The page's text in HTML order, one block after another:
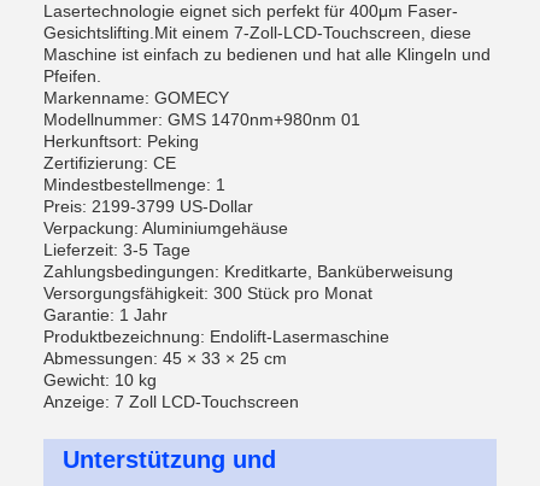
Lasertechnologie eignet sich perfekt für 400μm Faser-
Gesichtslifting.Mit einem 7-Zoll-LCD-Touchscreen, diese
Maschine ist einfach zu bedienen und hat alle Klingeln und
Pfeifen.
Markenname: GOMECY
Modellnummer: GMS 1470nm+980nm 01
Herkunftsort: Peking
Zertifizierung: CE
Mindestbestellmenge: 1
Preis: 2199-3799 US-Dollar
Verpackung: Aluminiumgehäuse
Lieferzeit: 3-5 Tage
Zahlungsbedingungen: Kreditkarte, Banküberweisung
Versorgungsfähigkeit: 300 Stück pro Monat
Garantie: 1 Jahr
Produktbezeichnung: Endolift-Lasermaschine
Abmessungen: 45 × 33 × 25 cm
Gewicht: 10 kg
Anzeige: 7 Zoll LCD-Touchscreen
Unterstützung und